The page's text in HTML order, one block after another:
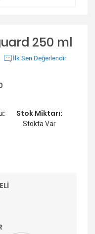
250 ml
İlk Sen Değerlendir
Stok Miktarı:
Stokta Var